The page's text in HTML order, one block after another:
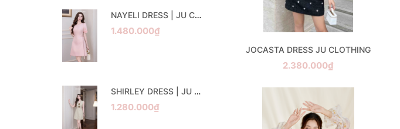
NAYELI DRESS | JU CLOTHING
1.480.000₫
SHIRLEY DRESS | JU CLOTHING
1.280.000₫
JOCASTA DRESS JU CLOTHING
2.380.000₫